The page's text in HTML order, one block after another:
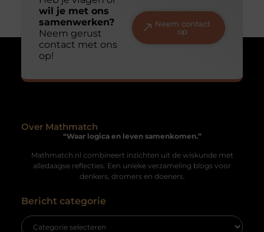
Uw privacy is voor ons van
groot belang.
Wij maken gebruik van cookies en vergelijkbare technologieën om
te begrijpen hoe u onze website gebruikt en om uw ervaring te
gebruikt, zoals het aanbieden van gepersonaliseerde advertenties
en het analyseren van het gebruik van onze site. Raadpleeg
cookiebeleidvoor meer informatie.
Wonen in Leiden
In de provincie Zuid-Holland in Nederland ligt de mooie
stad Leiden. Leiden, gelegen in het westen van het land,
ligt
Lekker in je eentje op vakantie
Voor sommige mensen is het een nachtmerrie, voor
anderen een zegen: alleen op vakantie. In beide gevallen